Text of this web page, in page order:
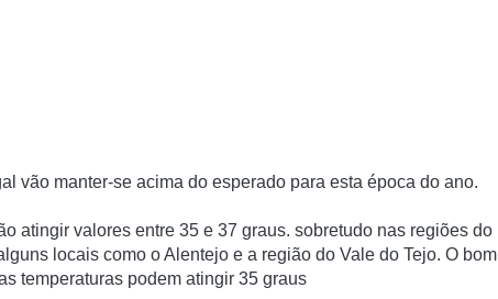
vão manter-se acima do esperado para esta época do ano.
atingir valores entre 35 e 37 graus. sobretudo nas regiões do
locais como o Alentejo e a região do Vale do Tejo. O bom
temperaturas podem atingir 35 graus